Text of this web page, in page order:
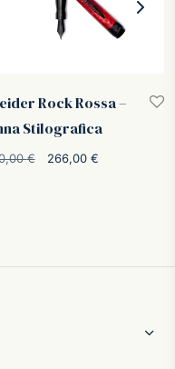
Rock Rossa –
Stilografica
€
Il prezzo
266,00 €